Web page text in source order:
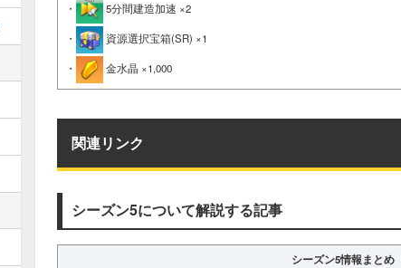
・ 5分間建造加速 ×2
・ 資源選択宝箱(SR) ×1
・ 金水晶 ×1,000
関連リンク
シーズン5について解説する記事
シーズン5情報まとめ